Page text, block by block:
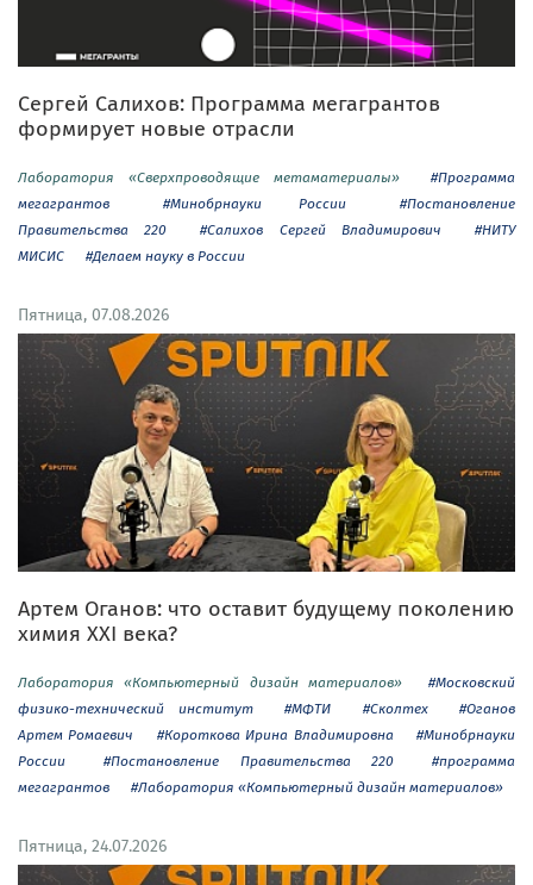
Сергей Салихов: Программа мегагрантов
формирует новые отрасли
Лаборатория «Сверхпроводящие метаматериалы»
#Программа
мегагрантов
#Минобрнауки России
#Постановление
Правительства 220
#Салихов Сергей Владимирович
#НИТУ
МИСИС
#Делаем науку в России
Пятница, 07.08.2026
Артем Оганов: что оставит будущему поколению
химия XXI века?
Лаборатория «Компьютерный дизайн материалов»
#Московский
физико-технический институт
#МФТИ #Сколтех
#Оганов
Артем Ромаевич
#Короткова Ирина Владимировна
#Минобрнауки
России
#Постановление Правительства 220
#программа
мегагрантов
#Лаборатория «Компьютерный дизайн материалов»
Пятница, 24.07.2026